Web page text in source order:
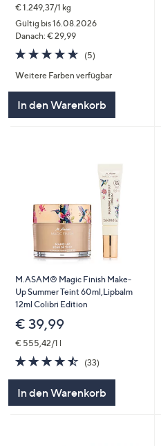
€ 1.249,37/1 kg
Gültig bis 16.08.2026
Danach: € 29,99
4.6
von
5
(5)5
Weitere Farben verfügbar
In den Warenkorb
M.ASAM® Magic Finish Make-
Up Summer Teint 60ml,Lipbalm
12ml Colibri Edition
€ 39,99
€ 555,42/1 l
4.5
von
5
(33)
In den Warenkorb